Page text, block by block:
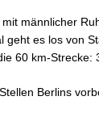
männlicher
es los von
60 km-
Berlins